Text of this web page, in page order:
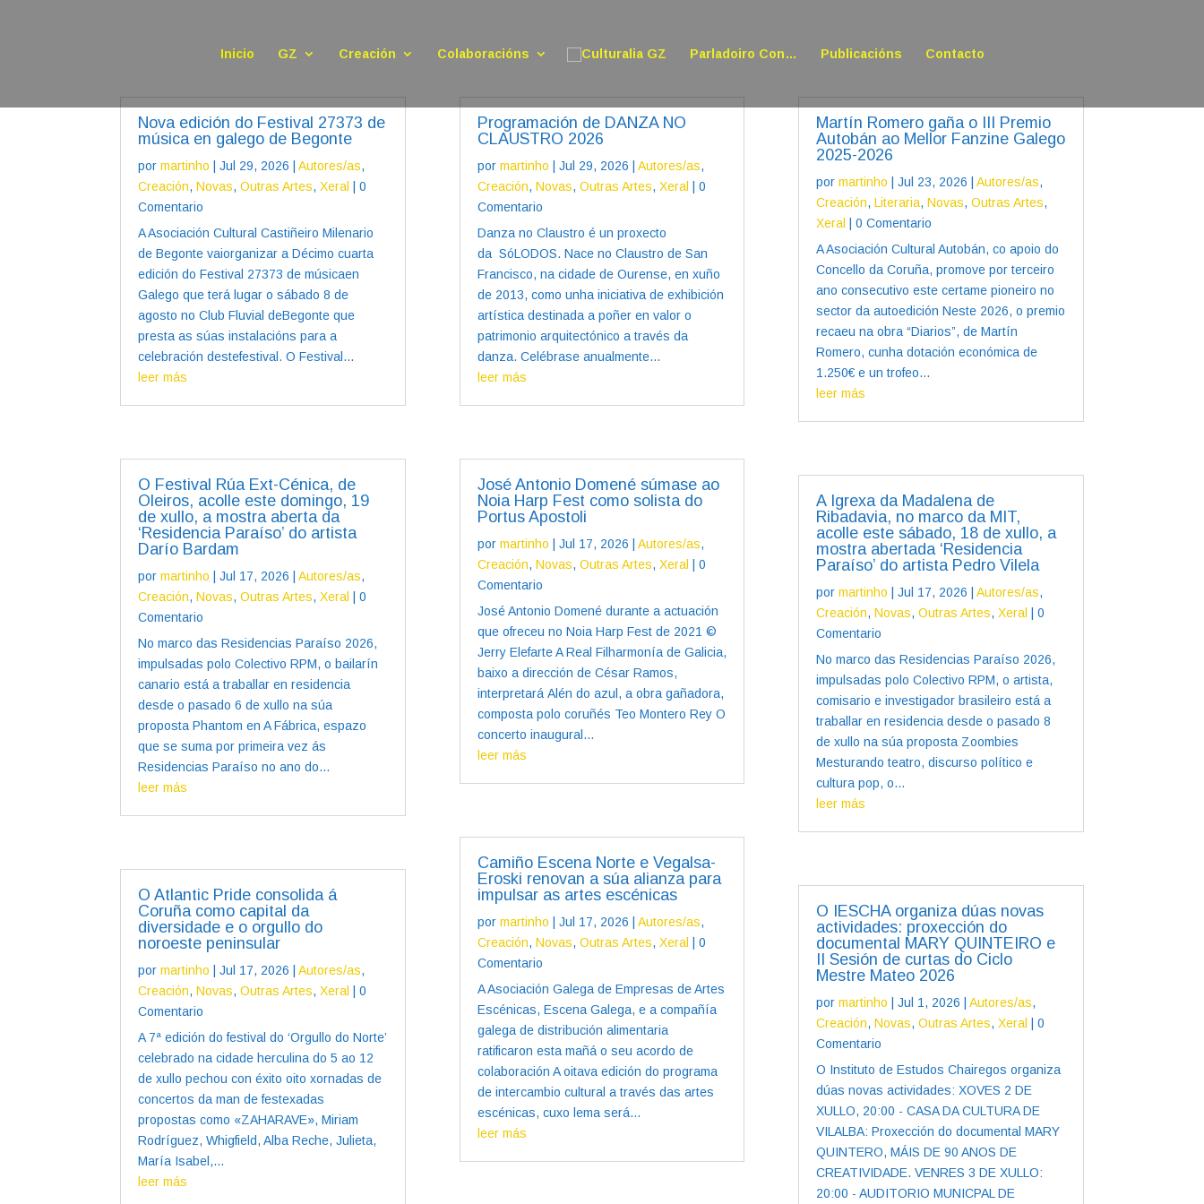
Inicio GZ Creación Colaboracións Parladoiro Con… Publicacións Contacto
Nova edición do Festival 27373 de
música en galego de Begonte
pormartinho |Jul 29, 2026 |Autores/as,
Creación,Novas,Outras Artes,Xeral | 0
Comentario
A Asociación Cultural Castiñeiro Milenario
de Begonte vaiorganizar a Décimo cuarta
edición do Festival 27373 de músicaen
Galego que terá lugar o sábado 8 de
agosto no Club Fluvial deBegonte que
presta as súas instalacións para a
celebración destefestival. O Festival...
leer más
O Festival Rúa Ext-Cénica, de
Oleiros, acolle este domingo, 19
de xullo, a mostra aberta da
‘Residencia Paraíso’ do artista
Darío Bardam
pormartinho |Jul 17, 2026 |Autores/as,
Creación,Novas,Outras Artes,Xeral
| 0
Comentario
No marco das Residencias Paraíso 2026,
impulsadas polo Colectivo RPM, o bailarín
canario está a traballar en residencia
desde o pasado 6 de xullo na súa
proposta Phantom en A Fábrica, espazo
que se suma por primeira vez ás
Residencias Paraíso no ano do...
leer más
O Atlantic Pride consolida á
Coruña como capital da
diversidade e o orgullo do
noroeste peninsular
pormartinho |Jul 17, 2026 |Autores/as,
Creación,Novas,Outras Artes,Xeral
| 0
Comentario
A 7ª edición do festival do ‘Orgullo do Norte’
celebrado na cidade herculina do 5 ao 12
de xullo pechou con éxito oito xornadas de
concertos da man de festexadas
propostas como «ZAHARAVE», Miriam
Rodríguez, Whigfield, Alba Reche, Julieta,
María Isabel,...
leer más
Programación de DANZA NO
CLAUSTRO 2026
por martinho | Jul 29, 2026 | Autores/as,
Creación, Novas, Outras Artes, Xeral | 0
Comentario
Danza no Claustro é un proxecto
da SóLODOS. Nace no Claustro de San
Francisco, na cidade de Ourense, en xuño
de 2013, como unha iniciativa de exhibición
artística destinada a poñer en valor o
patrimonio arquitectónico a través da
danza. Celébrase anualmente...
leer más
José Antonio Domené súmase ao
Noia Harp Fest como solista do
Portus Apostoli
por martinho Jul 17, 2026 Autores/as,
Creación, Novas, Outras Artes, Xeral
| 0
Comentario
José Antonio Domené durante a actuación
que ofreceu no Noia Harp Fest de 2021 ©
Jerry Elefarte A Real Filharmonía de Galicia,
baixo a dirección de César Ramos,
interpretará Alén do azul, a obra gañadora,
composta polo coruñés Teo Montero Rey O
concerto inaugural...
leer más
Camiño Escena Norte e Vegalsa-
Eroski renovan a súa alianza para
impulsar as artes escénicas
por martinho Jul 17, 2026 Autores/as,
Creación, Novas, Outras Artes, Xeral
| 0
Comentario
A Asociación Galega de Empresas de Artes
Escénicas, Escena Galega, e a compañía
galega de distribución alimentaria
ratificaron esta mañá o seu acordo de
colaboración A oitava edición do programa
de intercambio cultural a través das artes
escénicas, cuxo lema será...
leer más
Martín Romero gaña o III Premio
Autobán ao Mellor Fanzine Galego
2025-2026
por martinho | Jul 23, 2026 | Autores/as,
Creación, Literaria, Novas, Outras Artes,
Xeral | 0 Comentario
A Asociación Cultural Autobán, co apoio do
Concello da Coruña, promove por terceiro
ano consecutivo este certame pioneiro no
sector da autoedición Neste 2026, o premio
recaeu na obra “Diarios”, de Martín
Romero, cunha dotación económica de
1.250€ e un trofeo...
leer más
A Igrexa da Madalena de
Ribadavia, no marco da MIT,
acolle este sábado, 18 de xullo, a
mostra abertada ‘Residencia
Paraíso’ do artista Pedro Vilela
por martinho Jul 17, 2026 Autores/as,
Creación, Novas, Outras Artes, Xeral
| 0
Comentario
No marco das Residencias Paraíso 2026,
impulsadas polo Colectivo RPM, o artista,
comisario e investigador brasileiro está a
traballar en residencia desde o pasado 8
de xullo na súa proposta Zoombies
Mesturando teatro, discurso político e
cultura pop, o...
leer más
O IESCHA organiza dúas novas
actividades: proxección do
documental MARY QUINTEIRO e
II Sesión de curtas do Ciclo
Mestre Mateo 2026
por martinho Jul 1, 2026 Autores/as,
Creación, Novas, Outras Artes, Xeral
| 0
Comentario
O Instituto de Estudos Chairegos organiza
dúas novas actividades: XOVES 2 DE
XULLO, 20:00 - CASA DA CULTURA DE
VILALBA: Proxección do documental MARY
QUINTERO, MÁIS DE 90 ANOS DE
CREATIVIDADE. VENRES 3 DE XULLO:
20:00 - AUDITORIO MUNICPAL DE